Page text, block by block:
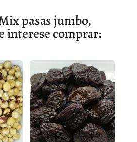
pasas jumbo,
interese comprar: